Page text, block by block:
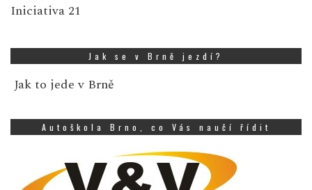
Iniciativa 21
Jak se v Brně jezdí?
Jak to jede v Brně
Autoškola Brno, co Vás naučí řídit